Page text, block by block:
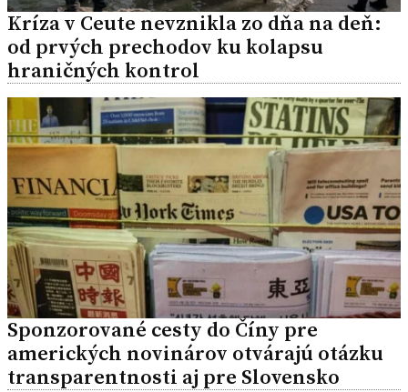
Kríza v Ceute nevznikla zo dňa na deň:
od prvých prechodov ku kolapsu
hraničných kontrol
Sponzorované cesty do Číny pre
amerických novinárov otvárajú otázku
transparentnosti aj pre Slovensko